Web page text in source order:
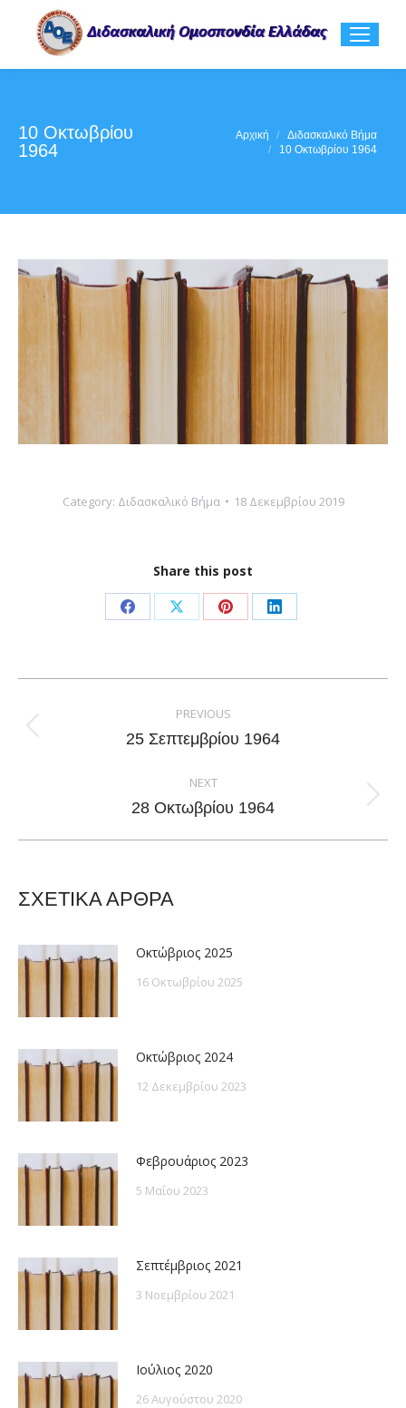
10 Οκτωβρίου
1964
Αρχική
Διδασκαλικό Βήμα
10 Οκτωβρίου 1964
Category: Διδασκαλικό Βήμα 18 Δεκεμβρίου 2019
Share this post
Share
Facebook
Share
X
Share
Pinterest
Share
LinkedIn
navigation
PREVIOUS
Previous
25 Σεπτεμβρίου 1964
NEXT
Next
28 Οκτωβρίου 1964
ΣΧΕΤΙΚΑ ΑΡΘΡΑ
Οκτώβριος 2025
16 Οκτωβρίου 2025
Οκτώβριος 2024
12 Δεκεμβρίου 2023
Φεβρουάριος 2023
5 Μαΐου 2023
Σεπτέμβριος 2021
3 Νοεμβρίου 2021
Ιούλιος 2020
26 Αυγούστου 2020